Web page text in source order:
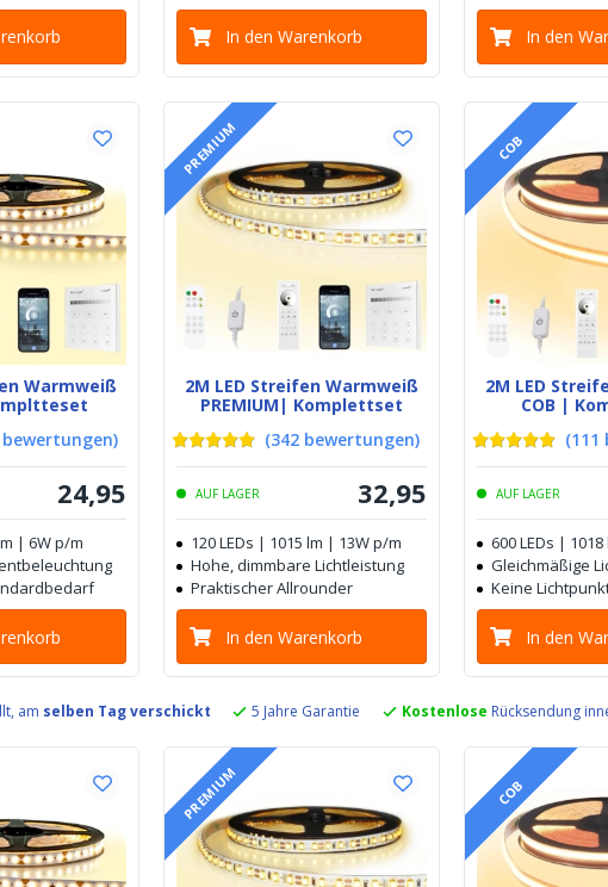
In den Warenkorb In den
Warmweiß
bewertungen)
24,95
| 6W p/m
PREMIUM
2M LED Streifen Warmweiß
PREMIUM| Komplettset
(342 bewertungen)
AUF LAGER 32,95
120 LEDs | 1015 lm | 13W p/m
Hohe, dimmbare Lichtleistung
Praktischer Allrounder
In den Warenkorb
COB
2M LED
COB |
(111
AUF LAGER
600 LEDs |
Gleichmäßige
Keine
In den
am selben Tag verschickt 5 Jahre Garantie Kostenlose Rücksendung
PREMIUM COB